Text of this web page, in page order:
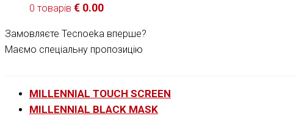
0 товарів € 0.00
Замовляєте Tecnoeka вперше?
Маємо спеціальну пропозицію
MILLENNIAL TOUCH SCREEN
MILLENNIAL BLACK MASK